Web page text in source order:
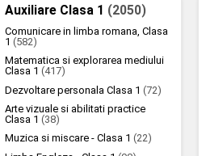
Auxiliare Clasa 1 (2050)
Comunicare in limba romana, Clasa
1(582)
Matematica si explorarea mediului
Clasa 1(417)
Dezvoltare personala Clasa 1(72)
Arte vizuale si abilitati practice
Clasa 1(38)
Muzica si miscare - Clasa 1(22)